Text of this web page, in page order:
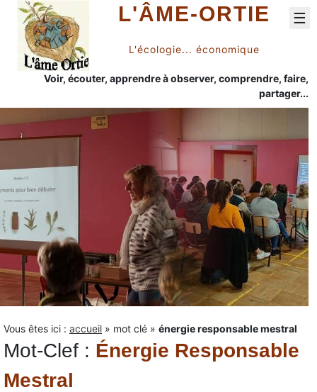
L'ÂME-ORTIE
L'écologie... économique
Voir, écouter, apprendre à observer, comprendre, faire,
partager...
☰
Vous êtes ici : accueil » mot clé » énergie responsable mestral
Mot-Clef : Énergie Responsable
Mestral